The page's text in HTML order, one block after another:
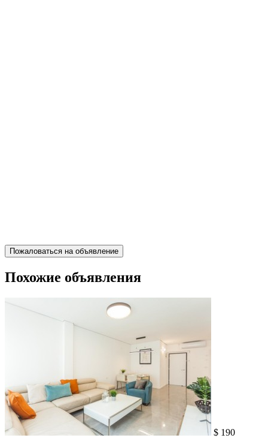
Пожаловаться на объявление
Похожие объявления
$ 190